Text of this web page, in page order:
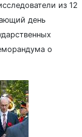
из 12
день
о